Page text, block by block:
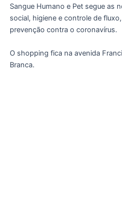
Sangue Humano e Pet segue as
social, higiene e controle de
prevenção contra o coronavírus.
O shopping fica na avenida
Branca.